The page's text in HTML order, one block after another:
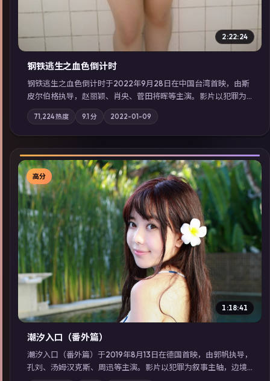
2:22:24
钢铁逃生之血色倒计时
钢铁逃生之血色倒计时于2022年9月28日在中国台湾首映，由斯
皮尔伯格执导，赵丽颖、肖央、菅田将晖等主演。影片以犯罪为
叙事主轴，失踪人口档案牵出跨国灰色产业链；摄影与配乐强化
地域气质；站内亦可通过「国产免费观看高清电视剧在线看」延
展检索同类型高分佳作，畅享高清在线追剧体验。
71,224热度 9.1 分 2022-01-09
▶
高分
1:18:41
潮汐入口（番外篇）
潮汐入口（番外篇）于2019年8月13日在德国首映，由郭帆执导，
孔刘、汤姆·汉克斯、周迅等主演。影片以犯罪为叙事主轴，边境